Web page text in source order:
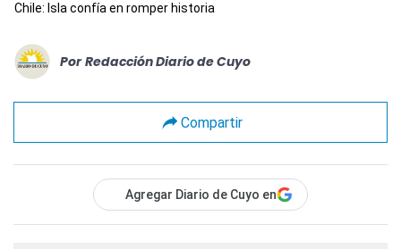
Chile: Isla confía en romper historia
Por Redacción Diario de Cuyo
Compartir
Agregar Diario de Cuyo en